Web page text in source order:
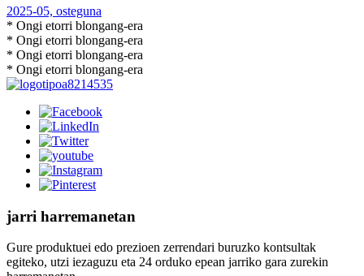
2025-05, osteguna
* Ongi etorri blongang-era
* Ongi etorri blongang-era
* Ongi etorri blongang-era
* Ongi etorri blongang-era
jarri harremanetan
Gure produktuei edo prezioen zerrendari buruzko kontsultak
egiteko, utzi iezaguzu eta 24 orduko epean jarriko gara zurekin